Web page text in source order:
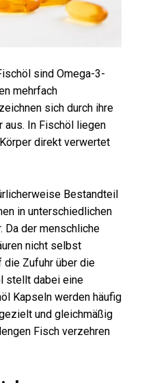
sind Omega-3-
mehrfach
sich durch ihre
aus. In Fischöl liegen
direkt verwertet
Bestandteil
in unterschiedlichen
Da der menschliche
nicht selbst
die Zufuhr über die
stellt dabei eine
Kapseln werden häufig
und gleichmäßig
Fisch verzehren